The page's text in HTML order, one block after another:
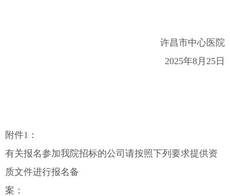
许昌市中心医院
2025年8月25日
附件1：
有关报名参加我院招标的公司请按照下列要求提供资
质文件进行报名备
案：